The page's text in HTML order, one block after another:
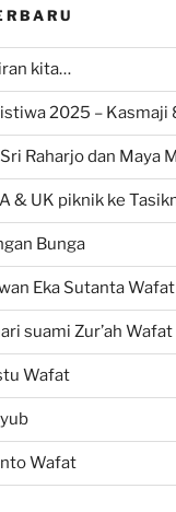
kita…
2025 – Kasmaji
Raharjo dan Maya
& UK piknik ke
Bunga
Eka Sutanta Wafat
suami Zur’ah Wafat
Wafat
Wafat